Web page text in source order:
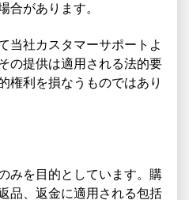
合があります。
当社カスタマーサポートよ
の提供は適用される法的要
権利を損なうものではあり
みを目的としています。購
品、返金に適用される包括